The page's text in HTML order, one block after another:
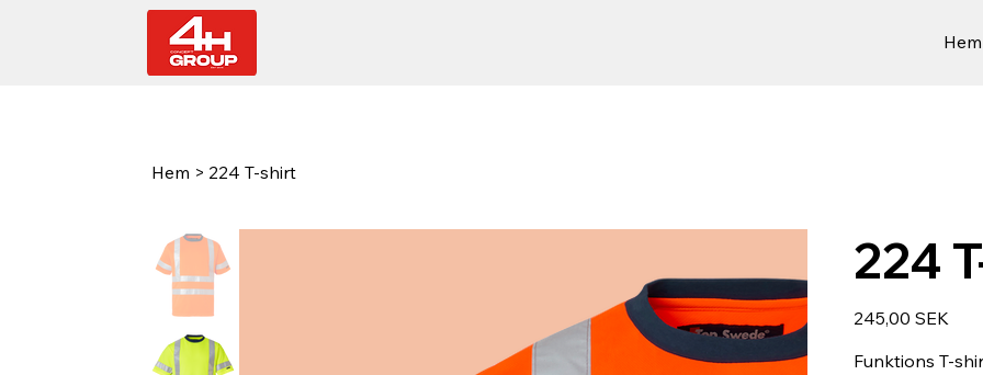
Hem
Hem > 224 T-shirt
224
Preis
245,00 SEK
Funktions T-